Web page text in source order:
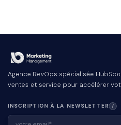
Agence RevOps spécialisée
ventes et service pour accélérer
INSCRIPTION À LA NEWSLETTER I